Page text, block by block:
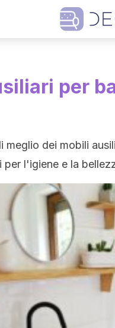
per
meglio dei mobili
l'igiene e la